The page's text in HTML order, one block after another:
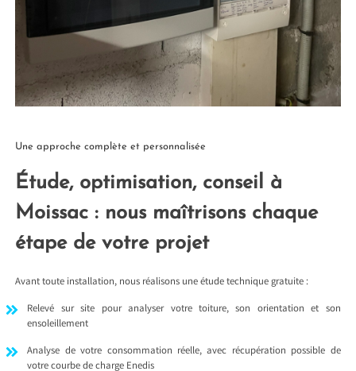
Une approche complète et personnalisée
Étude, optimisation, conseil à
Moissac : nous maîtrisons chaque
étape de votre projet
Avant toute installation, nous réalisons une étude technique gratuite :
Relevé sur site pour analyser votre toiture, son orientation et son
ensoleillement
Analyse de votre consommation réelle, avec récupération possible de
votre courbe de charge Enedis